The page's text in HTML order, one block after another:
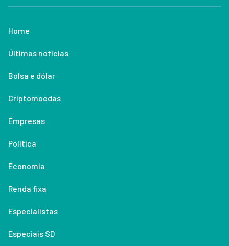
Home
Últimas notícias
Bolsa e dólar
Criptomoedas
Empresas
Política
Economia
Renda fixa
Especialistas
Especiais SD